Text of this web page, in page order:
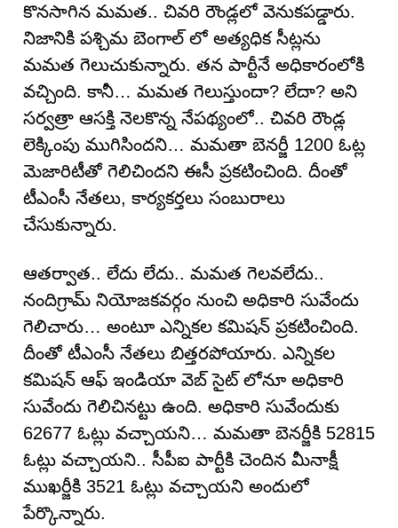
కొనసాగిన మమత.. చివరి రౌండ్లలో వెనుకపడ్డారు.
నిజానికి పశ్చిమ బెంగాల్ లో అత్యధిక సీట్లను
మమత గెలుచుకున్నారు. తన పార్టీనే అధికారంలోకి
వచ్చింది. కానీ… మమత గెలుస్తుందా? లేదా? అని
సర్వత్రా ఆసక్తి నెలకొన్న నేపథ్యంలో.. చివరి రౌండ్ల
లెక్కింపు ముగిసిందని… మమతా బెనర్జీ 1200 ఓట్ల
మెజారిటీతో గెలిచిందని ఈసీ ప్రకటించింది. దీంతో
టీఎంసీ నేతలు, కార్యకర్తలు సంబురాలు
చేసుకున్నారు.
ఆతర్వాత.. లేదు లేదు.. మమత గెలవలేదు..
నందిగ్రామ్ నియోజకవర్గం నుంచి అధికారి సువేందు
గెలిచారు… అంటూ ఎన్నికల కమిషన్ ప్రకటించింది.
దీంతో టీఎంసీ నేతలు బిత్తరపోయారు. ఎన్నికల
కమిషన్ ఆఫ్ ఇండియా వెబ్ సైట్ లోనూ అధికారి
సువేందు గెలిచినట్టు ఉంది. అధికారి సువేందుకు
62677 ఓట్లు వచ్చాయని… మమతా బెనర్జీకి 52815
ఓట్లు వచ్చాయని.. సీపీఐ పార్టీకి చెందిన మీనాక్షీ
ముఖర్జీకి 3521 ఓట్లు వచ్చాయని అందులో
పేర్కొన్నారు.